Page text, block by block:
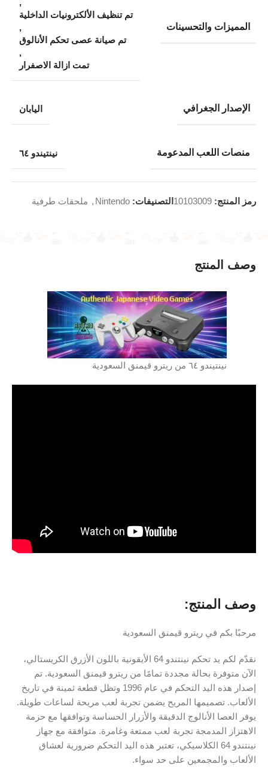
وصف المنتج
نينتيندو ٦٤ من ريترو قيمنق السعودية
وصف المنتج:
مرحبًا بكم في ريترو قيمنق السعودية
نقدّم لكم يد تحكم نينتندو 64 الأيقونية باللون الأزرق الكريستالي،
الآن متوفرة بحالة مجددة تمامًا من ريترو قيمنق السعودية. تم
إصدار هذه اليد التحكم في عام 1996 وتظل قطعة ثمينة في تاريخ
الألعاب. تصميمها المريح يضمن تجربة لعب مريحة لساعات طويلة.
يوفر العصا الأنالوج الدقيقة والأزرار الحساسة وتوافقها مع حزمة
الاهتزاز المدمجة تجربة لعب ممتعة وغامرة. متوافقة مع جهاز
نينتندو 64 الكلاسيكي، تعتبر هذه اليد التحكم ضرورية لعشاق
الألعاب والمجمعين على حد سواء.
المميزات والتحسينات
,
تم تنظيف الألكترونيات الداخلية
,
تم صيانة عصى تحكم الأنالوق
,
تمت ازالة الاصفرار
الإصدار الجغرافي اليابان
منصات اللعب المدعومة نينتيندو ٦٤
رمز المنتج: 10103009 التصنيفات: Nintendo
, ملحقات طرفية